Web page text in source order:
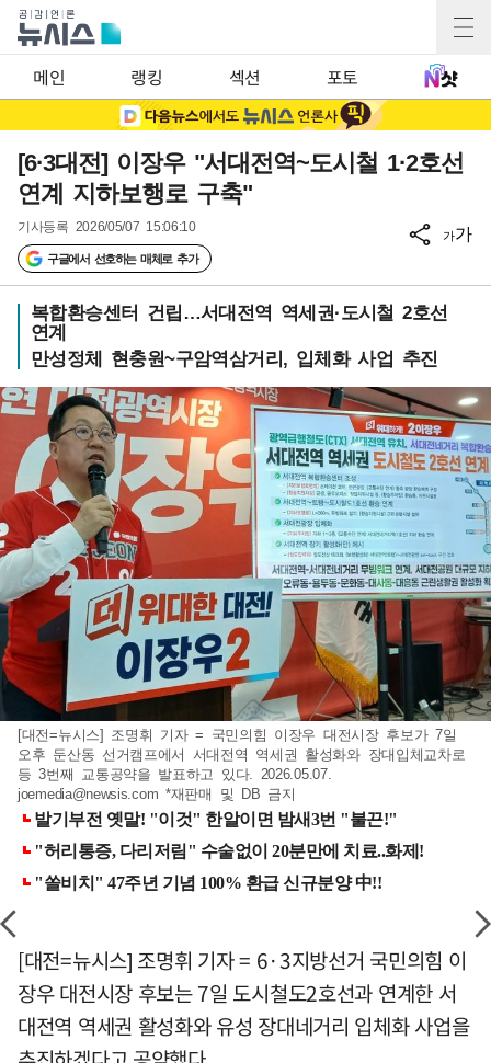
메인 랭킹 섹션 포토
[6·3대전] 이장우 "서대전역~도시철 1·2호선
연계 지하보행로 구축"
기사등록 2026/05/07 15:06:10
구글에서 선호하는 매체로 추가
가가
복합환승센터 건립…서대전역 역세권·도시철 2호선
연계
만성정체 현충원~구암역삼거리, 입체화 사업 추진
[대전=뉴시스] 조명휘 기자 = 국민의힘 이장우 대전시장 후보가 7일
오후 둔산동 선거캠프에서 서대전역 역세권 활성화와 장대입체교차로
등 3번째 교통공약을 발표하고 있다. 2026.05.07.
joemedia@newsis.com *재판매 및 DB 금지
[대전=뉴시스] 조명휘 기자 = 6·3지방선거 국민의힘 이
장우 대전시장 후보는 7일 도시철도2호선과 연계한 서
대전역 역세권 활성화와 유성 장대네거리 입체화 사업을